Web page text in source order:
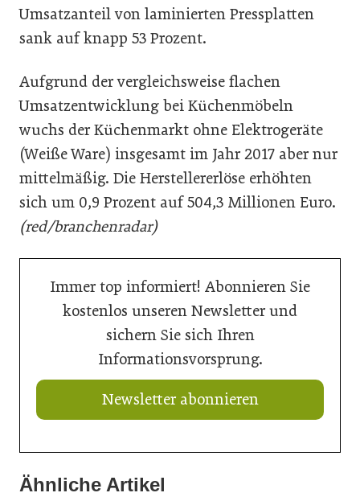
Umsatzanteil von laminierten Pressplatten
sank auf knapp 53 Prozent.
Aufgrund der vergleichsweise flachen
Umsatzentwicklung bei Küchenmöbeln
wuchs der Küchenmarkt ohne Elektrogeräte
(Weiße Ware) insgesamt im Jahr 2017 aber nur
mittelmäßig. Die Herstellererlöse erhöhten
sich um 0,9 Prozent auf 504,3 Millionen Euro.
(red/branchenradar)
Immer top informiert! Abonnieren Sie
kostenlos unseren Newsletter und
sichern Sie sich Ihren
Informationsvorsprung.
Newsletter abonnieren
Ähnliche Artikel
20. Juli 2026